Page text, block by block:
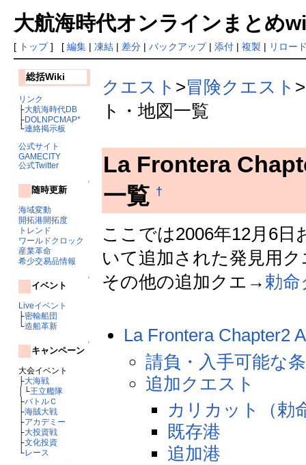
大航海時代オンラインまとめ
[ トップ] [ 編集| 凍結| 差分| バックアップ| 添付| 複製 | リロー
総括Wiki
リンク
├大航海時代DB
├DOLNPCMAP*
└連絡掲示板
公式サイト
GAMECITY
公式Twitter
↑
随時更新
海域変動
開拓港開拓度
トレンド
ワールドクロック
産業革命
希少交易品情報
↑
イベント
Liveイベント
├密輸船団
└造船革新
↑
キャンペーン
大会イベント
├大海戦
│└王立艦隊
├バトルＣ
├海賊大戦
├アカデミー
├大投資戦
├文化投資
└レース
クエスト >冒険クエスト
ト・地図一覧
La Frontera
一覧 †
ここでは2006年12月6
いて追加された発見用
その他の追加クエ→勅命
La Frontera Chapter2
請負・入手可能な
追加クエスト
カリカット（勅
既存港
追加港